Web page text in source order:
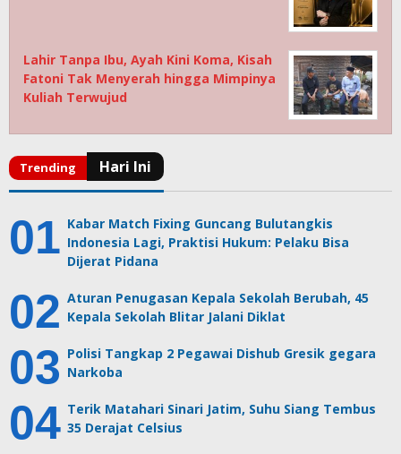
Lahir Tanpa Ibu, Ayah Kini Koma, Kisah
Fatoni Tak Menyerah hingga Mimpinya
Kuliah Terwujud
Kabar Match Fixing Guncang Bulutangkis
Indonesia Lagi, Praktisi Hukum: Pelaku Bisa
Dijerat Pidana
Aturan Penugasan Kepala Sekolah Berubah, 45
Kepala Sekolah Blitar Jalani Diklat
Polisi Tangkap 2 Pegawai Dishub Gresik gegara
Narkoba
Terik Matahari Sinari Jatim, Suhu Siang Tembus
35 Derajat Celsius